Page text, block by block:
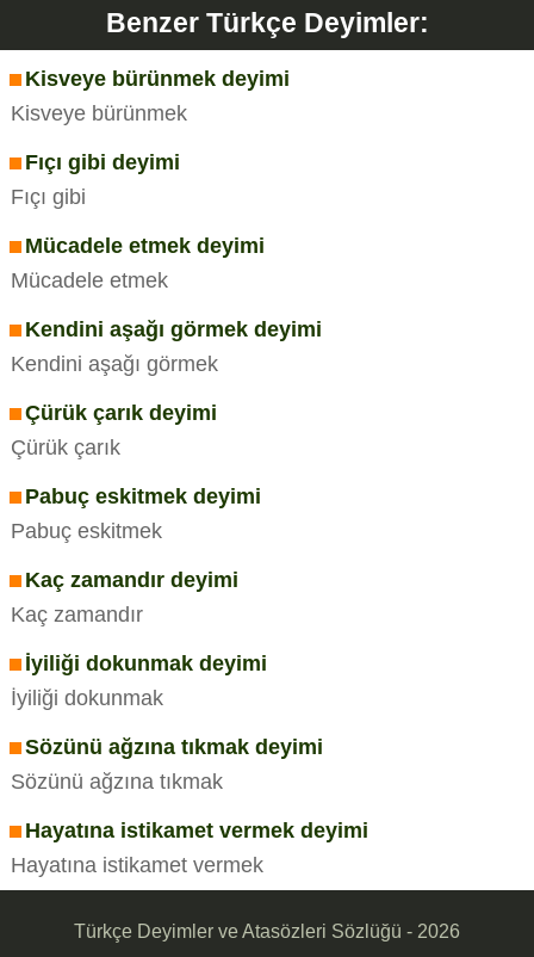
Benzer Türkçe Deyimler:
Kisveye bürünmek deyimi
Kisveye bürünmek
Fıçı gibi deyimi
Fıçı gibi
Mücadele etmek deyimi
Mücadele etmek
Kendini aşağı görmek deyimi
Kendini aşağı görmek
Çürük çarık deyimi
Çürük çarık
Pabuç eskitmek deyimi
Pabuç eskitmek
Kaç zamandır deyimi
Kaç zamandır
İyiliği dokunmak deyimi
İyiliği dokunmak
Sözünü ağzına tıkmak deyimi
Sözünü ağzına tıkmak
Hayatına istikamet vermek deyimi
Hayatına istikamet vermek
Türkçe Deyimler ve Atasözleri Sözlüğü - 2026